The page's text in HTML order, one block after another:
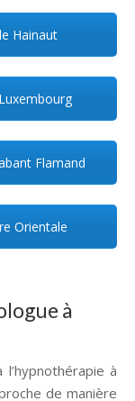
Hainaut
Flamand
Orientale
à
à
de manière